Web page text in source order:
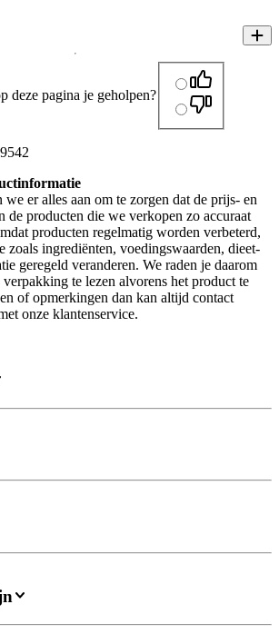
deze pagina je geholpen?
er alles aan om te zorgen dat de prijs- en
de producten die we verkopen zo accuraat
producten regelmatig worden verbeterd,
zoals ingrediënten, voedingswaarden, dieet-
geregeld veranderen. We raden je daarom
te lezen alvorens het product te
of opmerkingen dan kan altijd contact
onze klantenservice.